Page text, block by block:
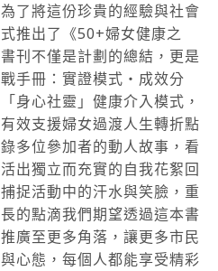
了將這份珍貴的經驗與社會
推出了《50+婦女健康之
刊不僅是計劃的總結，更是
手冊：實證模式・成效分
身心社靈」健康介入模式，
效支援婦女過渡人生轉折點
多位參加者的動人故事，看
出獨立而充實的自我花絮回
捉活動中的汗水與笑臉，重
的點滴我們期望透過這本書
廣至更多角落，讓更多市民
心態，每個人都能享受精彩